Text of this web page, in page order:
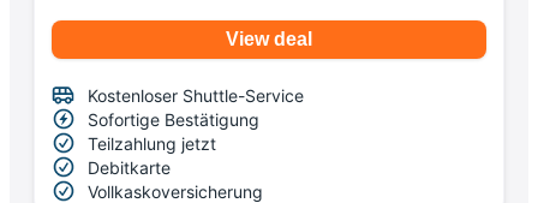
View deal
Kostenloser Shuttle-Service
Sofortige Bestätigung
Teilzahlung jetzt
Debitkarte
Vollkaskoversicherung